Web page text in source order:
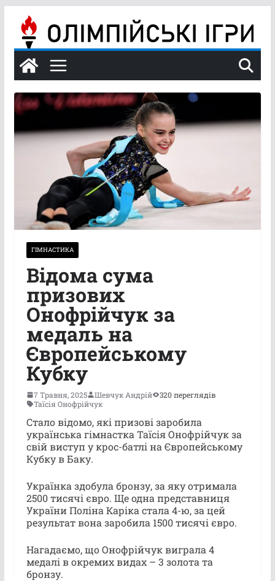
вмісту
ГІМНАСТИКА
Відома сума
призових
Онофрійчук за
медаль на
Європейському
Кубку
7 Травня, 2025 Шевчук Андрій
320 переглядів
Таїсія Онофрійчук
Стало відомо, які призові заробила
українська гімнастка Таїсія Онофрійчук за
свій виступ у крос-батлі на Європейському
Кубку в Баку.
Українка здобула бронзу, за яку отримала
2500 тисячі євро. Ще одна представниця
України Поліна Каріка стала 4-ю, за цей
результат вона заробила 1500 тисячі євро.
Нагадаємо, що Онофрійчук виграла 4
медалі в окремих видах – 3 золота та
бронзу.